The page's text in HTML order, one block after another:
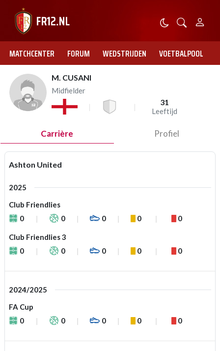
MATCHCENTER FORUM WEDSTRIJDEN VOETBALPOOL
M. CUSANI
Midfielder
31
Leeftijd
Carrière Profiel
Ashton United
2025
Club Friendlies
0
0 0 0 0
Club Friendlies 3
0
0 0 0 0
2024/2025
FA Cup
0
0 0 0 0